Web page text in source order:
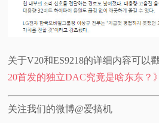
关于V20和ES9218的详细内容可以
20首发的独立DAC究竟是啥东东？》
关注我们的微博@爱搞机